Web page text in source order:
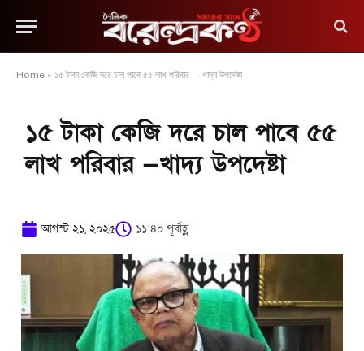
Home » ১৫ টাকা কেজি দরে চাল পাবে ৫৫ লাখ পরিবার —খাদ্য উপদেষ্টা
১৫ টাকা কেজি দরে চাল পাবে ৫৫
লাখ পরিবার —খাদ্য উপদেষ্টা
আগস্ট ২১, ২০২৫ ১১:৪০ পূর্বাহ্ণ